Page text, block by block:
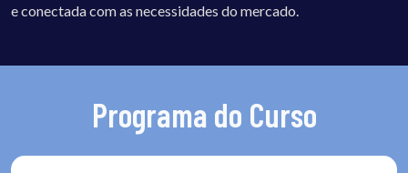
e conectada com as necessidades do mercado.
Programa do Curso